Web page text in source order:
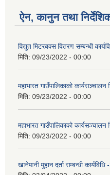
ऐन, कानुन तथा
विद्युत मिटरबक्स वितरण सम्बन्धी
मिति: 09/23/2022 - 00:00
महाभारत गाउँपालिकाको कार्यसञ्‍चालन
मिति: 09/23/2022 - 00:00
महाभारत गाउँपालिकाको कार्यसञ्‍चालन
मिति: 09/23/2022 - 00:00
खानेपानी मुहान दर्ता सम्बन्धी